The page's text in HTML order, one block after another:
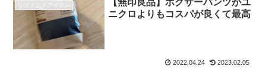
リコメンドアイテム
ニクロよりもコスパが良くて最高
2022.04.24 2023.02.05